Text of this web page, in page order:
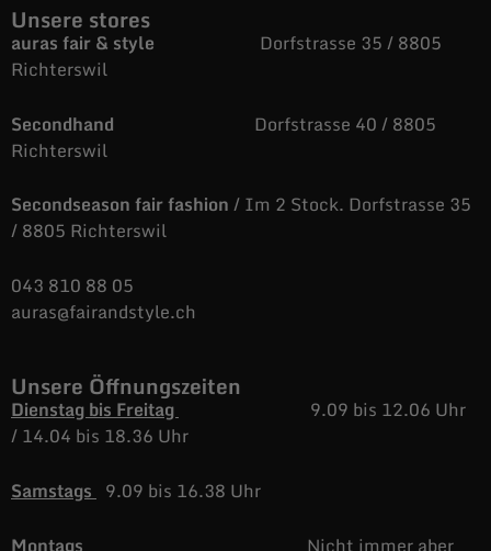
Unsere stores
auras fair & style Dorfstrasse 35 / 8805
Richterswil
Secondhand Dorfstrasse 40 / 8805
Richterswil
Secondseason fair fashion/ Im 2 Stock. Dorfstrasse 35
/ 8805 Richterswil
043 810 88 05
auras@fairandstyle.ch
Unsere Öffnungszeiten
Dienstag bis Freitag
9.09 bis 12.06 Uhr
/14.04 bis 18.36 Uhr
Samstags 9.09 bis 16.38 Uhr